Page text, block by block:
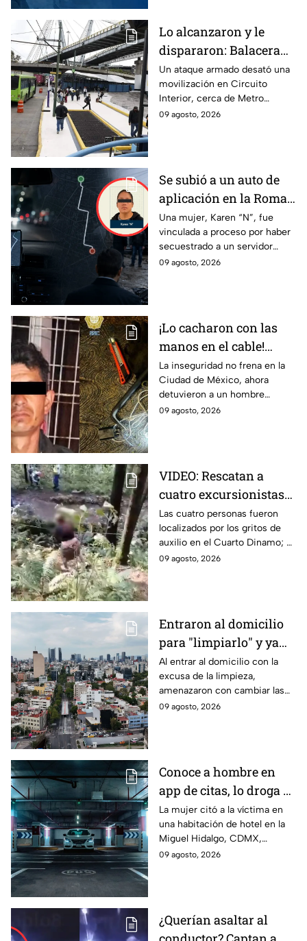
Lo alcanzaron y le
dispararon: Balacera
cerca del Metro
Oceanía deja un
lesionado
Un ataque armado desató una
movilización en Circuito
Interior, cerca de Metro
Oceanía. Un hombre resultó
09 agosto, 2026
Se subió a un auto de
aplicación en la Roma
Norte y apareció sin
vida en Ecatepec: Así
secuestraron a un
servidor público de la
Una mujer, Karen “N”, fue
vinculada a proceso por haber
secuestrado a un servidor
público de la Fiscalía de la
09 agosto, 2026
¡Lo cacharon con las
manos en el cable!
Detienen a hombre por
robo en la CDMX
La inseguridad no frena en la
Ciudad de México, ahora
detuvieron a un hombre
robando cables; los reportes
09 agosto, 2026
VIDEO: Rescatan a
cuatro excursionistas
perdidos en Los
Dinamos, CDMX
Las cuatro personas fueron
localizados por los gritos de
auxilio en el Cuarto Dinamo; al
ser rescatados se encontraban
09 agosto, 2026
Entraron al domicilio
para "limpiarlo" y ya
no lo dejaron entrar:
Cae banda por despojo
de inmueble en la GAM
Al entrar al domicilio con la
excusa de la limpieza,
amenazaron con cambiar las
chapas, ya que mostraron un
09 agosto, 2026
Conoce a hombre en
app de citas, lo droga y
le quita hasta el auto:
Nuevo modus operandi
del robo de
automóviles en CDMX
La mujer citó a la víctima en
una habitación de hotel en la
Miguel Hidalgo, CDMX,
dejándolo inconsciente
09 agosto, 2026
¿Querían asaltar al